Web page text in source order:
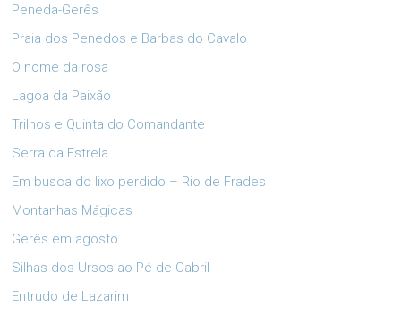
Peneda-Gerês
Praia dos Penedos e Barbas do Cavalo
O nome da rosa
Lagoa da Paixão
Trilhos e Quinta do Comandante
Serra da Estrela
Em busca do lixo perdido – Rio de Frades
Montanhas Mágicas
Gerês em agosto
Silhas dos Ursos ao Pé de Cabril
Entrudo de Lazarim